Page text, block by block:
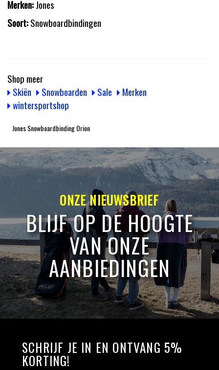
Merken:Jones
Soort:Snowboardbindingen
Shop meer
Skiën
Snowboarden Sale
Merken
wintersportshop
Jones Snowboardbinding Orion
ONZE NIEUWSBRIEF
BLIJF OP DE HOOGTE
VAN ONZE
AANBIEDINGEN
SCHRIJF JE IN EN ONTVANG 5%
KORTING!